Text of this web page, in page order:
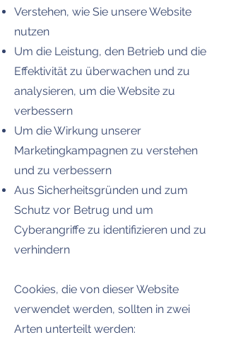
Verstehen, wie Sie unsere Website
nutzen
Um die Leistung, den Betrieb und die
Effektivität zu überwachen und zu
analysieren, um die Website zu
verbessern
Um die Wirkung unserer
Marketingkampagnen zu verstehen
und zu verbessern
Aus Sicherheitsgründen und zum
Schutz vor Betrug und um
Cyberangriffe zu identifizieren und zu
verhindern
Cookies, die von dieser Website
verwendet werden, sollten in zwei
Arten unterteilt werden: